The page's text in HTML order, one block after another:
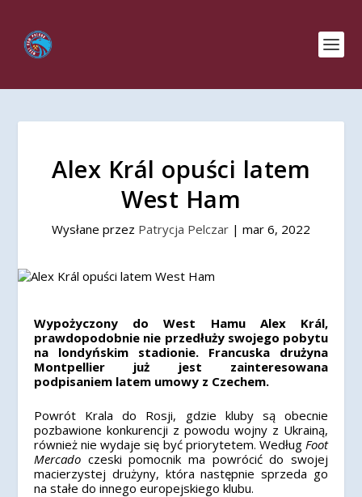
Alex Král opuści latem
West Ham
Wysłane przez Patrycja Pelczar | mar 6, 2022
Wypożyczony do West Hamu Alex Král,
prawdopodobnie nie przedłuży swojego pobytu
na londyńskim stadionie. Francuska drużyna
Montpellier już jest zainteresowana
podpisaniem latem umowy z Czechem.
Powrót Krala do Rosji, gdzie kluby są obecnie
pozbawione konkurencji z powodu wojny z Ukrainą,
również nie wydaje się być priorytetem. Według Foot
Mercado czeski pomocnik ma powrócić do swojej
macierzystej drużyny, która następnie sprzeda go
na stałe do innego europejskiego klubu.